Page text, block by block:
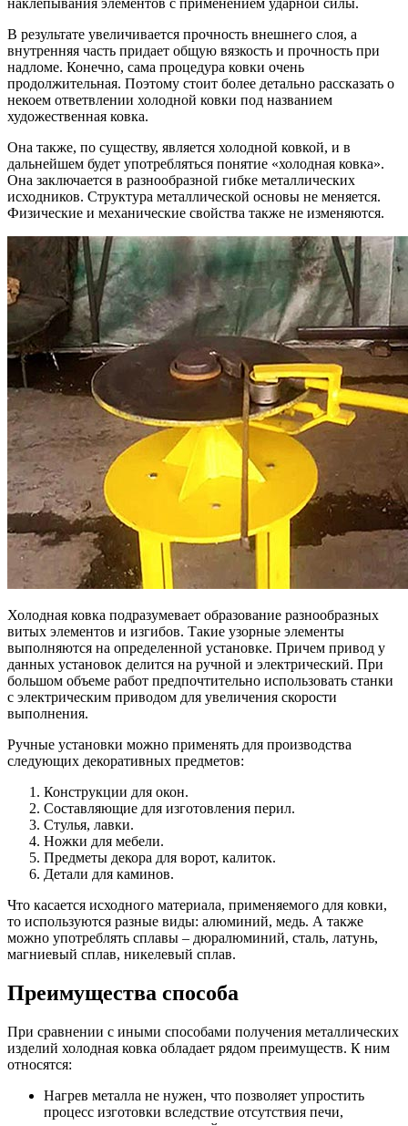
В результате увеличивается прочность внешнего слоя, а
внутренняя часть придает общую вязкость и прочность при
надломе. Конечно, сама процедура ковки очень
продолжительная. Поэтому стоит более детально рассказать о
некоем ответвлении холодной ковки под названием
художественная ковка.
Она также, по существу, является холодной ковкой, и в
дальнейшем будет употребляться понятие «холодная ковка».
Она заключается в разнообразной гибке металлических
исходников. Структура металлической основы не меняется.
Физические и механические свойства также не изменяются.
Холодная ковка подразумевает образование разнообразных
витых элементов и изгибов. Такие узорные элементы
выполняются на определенной установке. Причем привод у
данных установок делится на ручной и электрический. При
большом объеме работ предпочтительно использовать станки
с электрическим приводом для увеличения скорости
выполнения.
Ручные установки можно применять для производства
следующих декоративных предметов:
Конструкции для окон.
Составляющие для изготовления перил.
Стулья, лавки.
Ножки для мебели.
Предметы декора для ворот, калиток.
Детали для каминов.
Что касается исходного материала, применяемого для ковки,
то используются разные виды: алюминий, медь. А также
можно употреблять сплавы – дюралюминий, сталь, латунь,
магниевый сплав, никелевый сплав.
Преимущества способа
При сравнении с иными способами получения металлических
изделий холодная ковка обладает рядом преимуществ. К ним
относятся:
Нагрев металла не нужен, что позволяет упростить
процесс изготовки вследствие отсутствия печи,